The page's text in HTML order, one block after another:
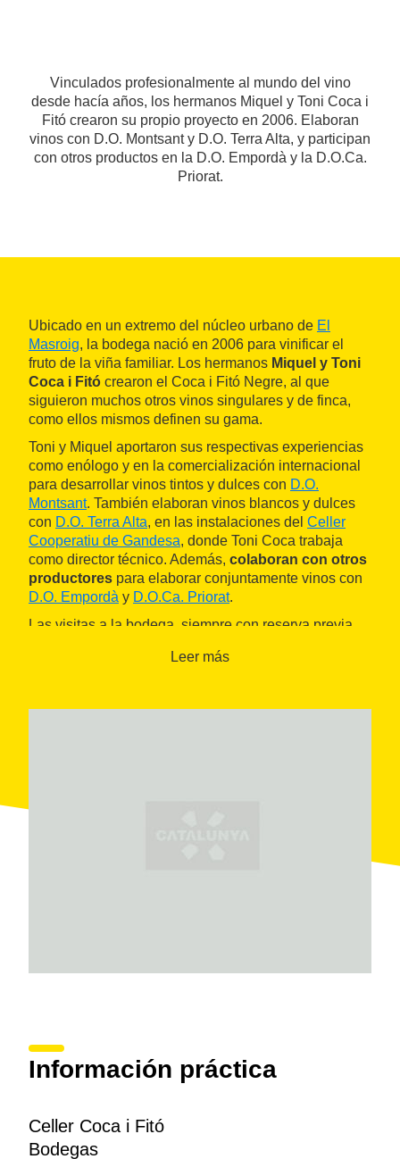
Vinculados profesionalmente al mundo del vino
desde hacía años, los hermanos Miquel y Toni Coca i
Fitó crearon su propio proyecto en 2006. Elaboran
vinos con D.O. Montsant y D.O. Terra Alta, y participan
con otros productos en la D.O. Empordà y la D.O.Ca.
Priorat.
Ubicado en un extremo del núcleo urbano de El
Masroig, la bodega nació en 2006 para vinificar el
fruto de la viña familiar. Los hermanos Miquel y Toni
Coca i Fitó crearon el Coca i Fitó Negre, al que
siguieron muchos otros vinos singulares y de finca,
como ellos mismos definen su gama.
Toni y Miquel aportaron sus respectivas experiencias
como enólogo y en la comercialización internacional
para desarrollar vinos tintos y dulces con D.O.
Montsant. También elaboran vinos blancos y dulces
con D.O. Terra Alta, en las instalaciones del Celler
Cooperatiu de Gandesa, donde Toni Coca trabaja
como director técnico. Además, colaboran con otros
productores para elaborar conjuntamente vinos con
D.O. Empordà y D.O.Ca. Priorat.
Las visitas a la bodega, siempre con reserva previa,
visitantes pueden disfrutar de la degustación de un
Leer más
Información práctica
Celler Coca i Fitó
Bodegas